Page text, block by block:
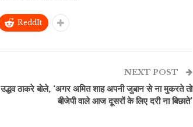
ReddIt
NEXT POST
उद्धव ठाकरे बोले, ‘अगर अमित शाह अपनी जुबान से ना मुकरते तो
बीजेपी वाले आज दूसरों के लिए दरी ना बिछाते’